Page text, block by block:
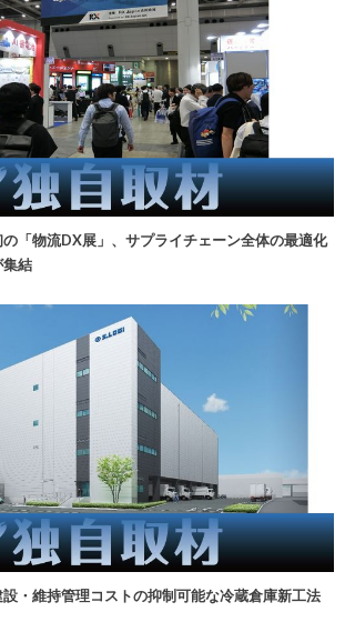
の「物流DX展」、サプライチェーン全体の最適化
集結
設・維持管理コストの抑制可能な冷蔵倉庫新工法